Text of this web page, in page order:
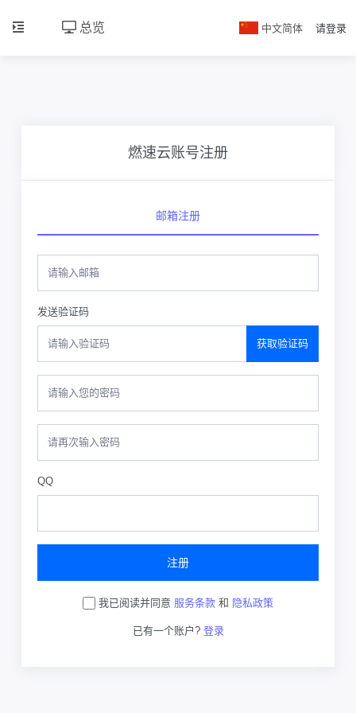
总览 中文简体 请登录
燃速云账号注册
邮箱注册
发送验证码
获取验证码
QQ
注册
我已阅读并同意 服务条款 和 隐私政策
已有一个账户? 登录